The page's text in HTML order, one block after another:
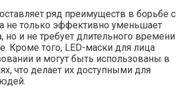
ряд преимуществ в борьбе с
не только эффективно уменьшает
но и не требует длительного времени
Кроме того, LED-маски для лица
и могут быть использованы в
что делает их доступными для